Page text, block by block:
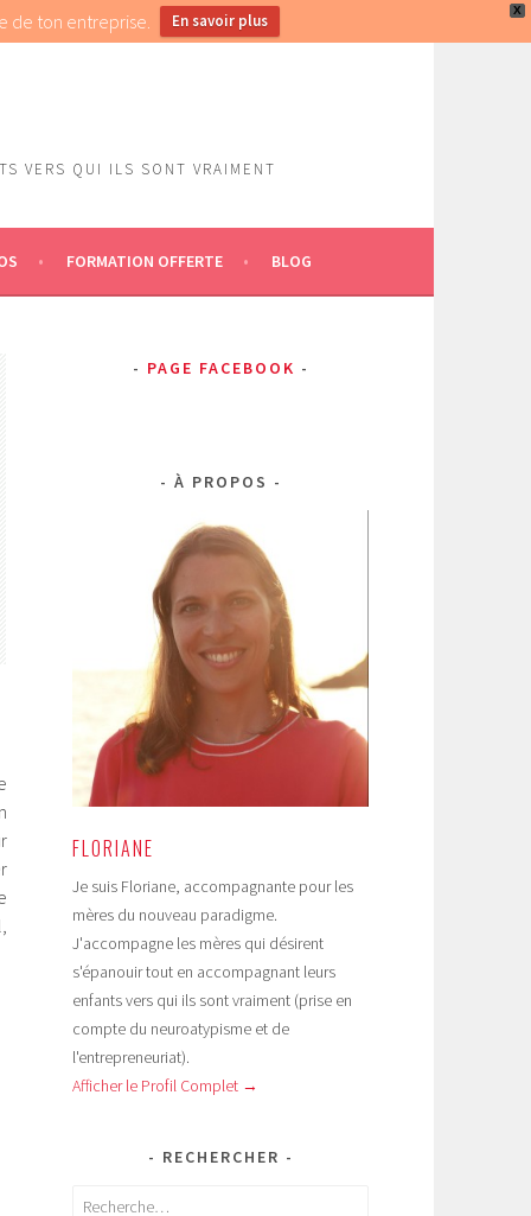
X
de ton entreprise. En savoir plus
VERS QUI ILS SONT VRAIMENT
FORMATION OFFERTE BLOG
PAGE FACEBOOK
À PROPOS
FLORIANE
Je suis Floriane, accompagnante pour les
mères du nouveau paradigme.
J'accompagne les mères qui désirent
s'épanouir tout en accompagnant leurs
enfants vers qui ils sont vraiment (prise en
compte du neuroatypisme et de
l'entrepreneuriat).
Afficher le Profil Complet →
RECHERCHER
Rechercher :